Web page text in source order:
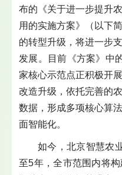
布的《关于进一步提升
用的实施方案》（以下
的转型升级，将进一步
发展。目前《方案》中
家核心示范点正积极开
改造升级，依托完善的
数据，形成多项核心算
面智能化。
如今，北京智慧农
至5年，全市范围内将